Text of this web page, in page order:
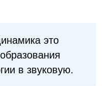
это
в звуковую.